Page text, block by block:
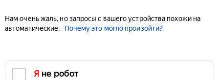
Нам очень жаль, но запросы с вашего устройства похожи на
автоматические.
Почему это могло произойти?
Я не робот